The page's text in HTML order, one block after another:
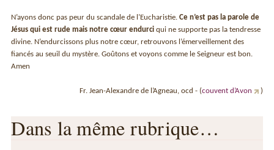
N’ayons donc pas peur du scandale de l’Eucharistie.Ce n’est pas la parole de
Jésus qui est rude mais notre cœur endurci qui ne supporte pas la tendresse
divine. N’endurcissons plus notre cœur, retrouvons l’émerveillement des
fiancés au seuil du mystère. Goûtons et voyons comme le Seigneur est bon.
Amen
Fr. Jean-Alexandre de l’Agneau, ocd - (couvent d’Avon )
Dans la même rubrique…